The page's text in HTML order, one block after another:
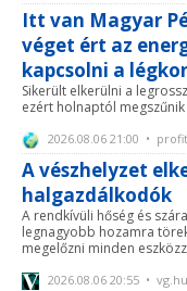
Itt van Magyar
véget ért az
kapcsolni a
Sikerült elkerülni a
ezért holnaptól
2026.08.06 21:00 •
A vészhelyzet
halgazdálkodók
A rendkívüli hőség és
legnagyobb hozamra
megelőzni minden
2026.08.06 20:55 • vg.hu